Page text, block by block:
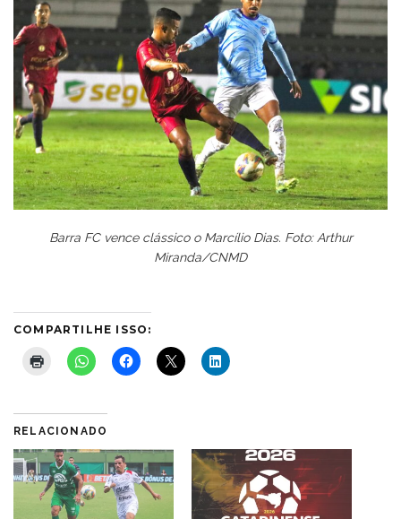
Barra FC vence clássico o Marcílio Dias. Foto: Arthur
Miranda/CNMD
COMPARTILHE ISSO:
RELACIONADO